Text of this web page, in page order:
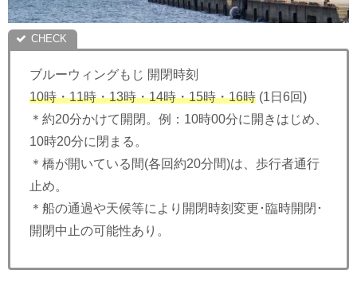
ブルーウィングもじ 開閉時刻
10時・11時・13時・14時・15時・16時 (1日6回)
＊約20分かけて開閉。例：10時00分に開きはじめ、
10時20分に閉まる。
＊橋が開いている間(各回約20分間)は、歩行者通行
止め。
＊船の通過や天候等により開閉時刻変更･臨時開閉･
開閉中止の可能性あり。